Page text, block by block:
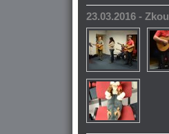
23.03.2016 -